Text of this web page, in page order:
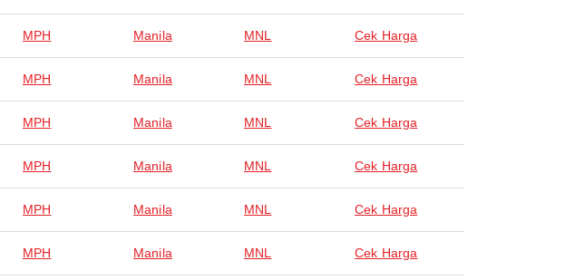
MPH Manila MNL Cek Harga
MPH Manila MNL Cek Harga
MPH Manila MNL Cek Harga
MPH Manila MNL Cek Harga
MPH Manila MNL Cek Harga
MPH Manila MNL Cek Harga